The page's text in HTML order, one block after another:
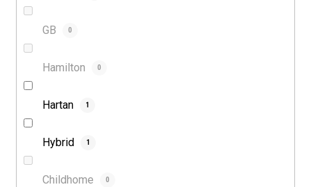
GB 0
Hamilton 0
Hartan 1
Hybrid 1
Childhome 0